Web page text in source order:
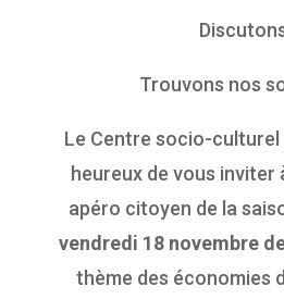
Trouvons nos
Le Centre socio-culturel
heureux de vous inviter
apéro citoyen de la
vendredi 18 novembre
thème des économies